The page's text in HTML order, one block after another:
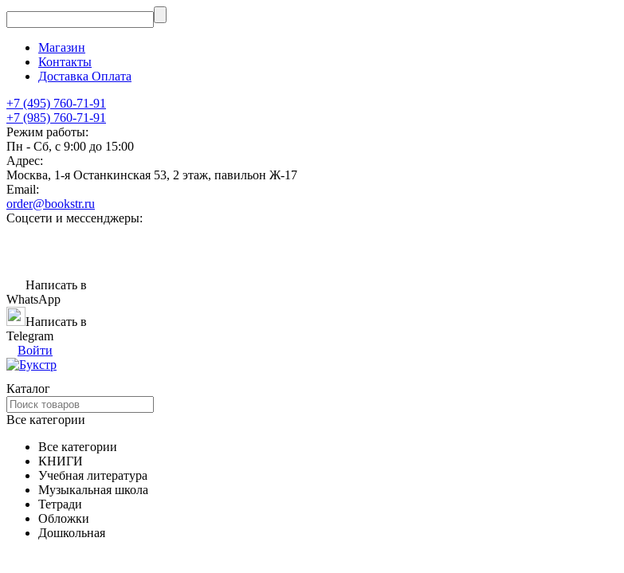
Магазин
Контакты
Доставка Оплата
+7 (495) 760-71-91
+7 (985) 760-71-91
Режим работы:
Пн - Сб, с 9:00 до 15:00
Адрес:
Москва, 1-я Останкинская 53, 2 этаж, павильон Ж-17
Email:
order@bookstr.ru
Соцсети и мессенджеры:
Написать в
WhatsApp
Написать в
Telegram
Войти
Каталог
Все категории
Все категории
КНИГИ
Учебная литература
Музыкальная школа
Тетради
Обложки
Дошкольная